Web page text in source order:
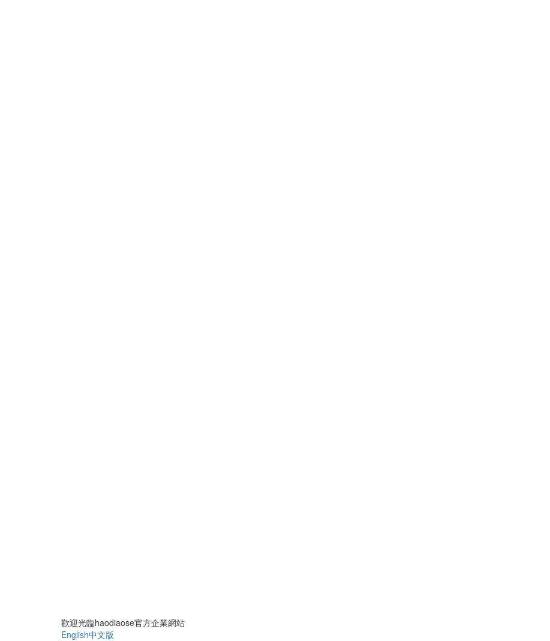
歡迎光臨haodiaose官方企業網站
English中文版